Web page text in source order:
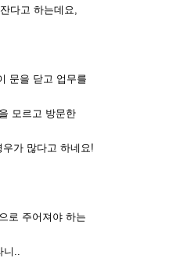
다고 하는데요,
문을 닫고 업무를
모르고 방문한
가 많다고 하네요!
로 주어져야 하는
..